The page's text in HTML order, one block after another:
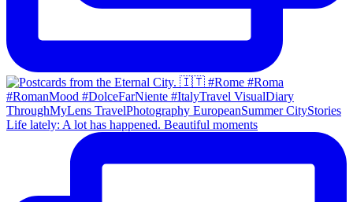
Life lately: A lot has happened. Beautiful moments